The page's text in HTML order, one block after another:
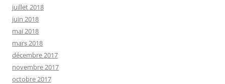
juillet 2018
juin 2018
mai 2018
mars 2018
décembre 2017
novembre 2017
octobre 2017